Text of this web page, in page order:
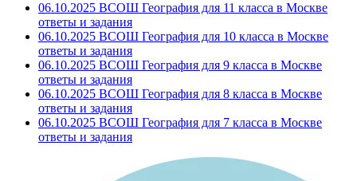
06.10.2025 ВСОШ География для 11 класса в Москве
ответы и задания
06.10.2025 ВСОШ География для 10 класса в Москве
ответы и задания
06.10.2025 ВСОШ География для 9 класса в Москве
ответы и задания
06.10.2025 ВСОШ География для 8 класса в Москве
ответы и задания
06.10.2025 ВСОШ География для 7 класса в Москве
ответы и задания